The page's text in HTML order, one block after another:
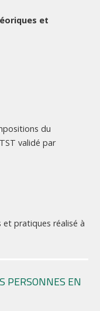
et
du
validé par
et pratiques réalisé à
PERSONNES EN